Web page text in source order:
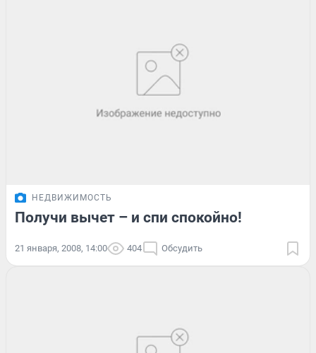
НЕДВИЖИМОСТЬ
Получи вычет – и спи спокойно!
21 января, 2008, 14:00 404 Обсудить